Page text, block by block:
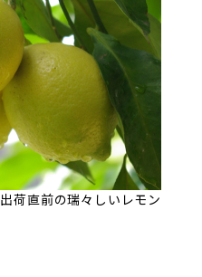
出荷直前の瑞々しいレモン